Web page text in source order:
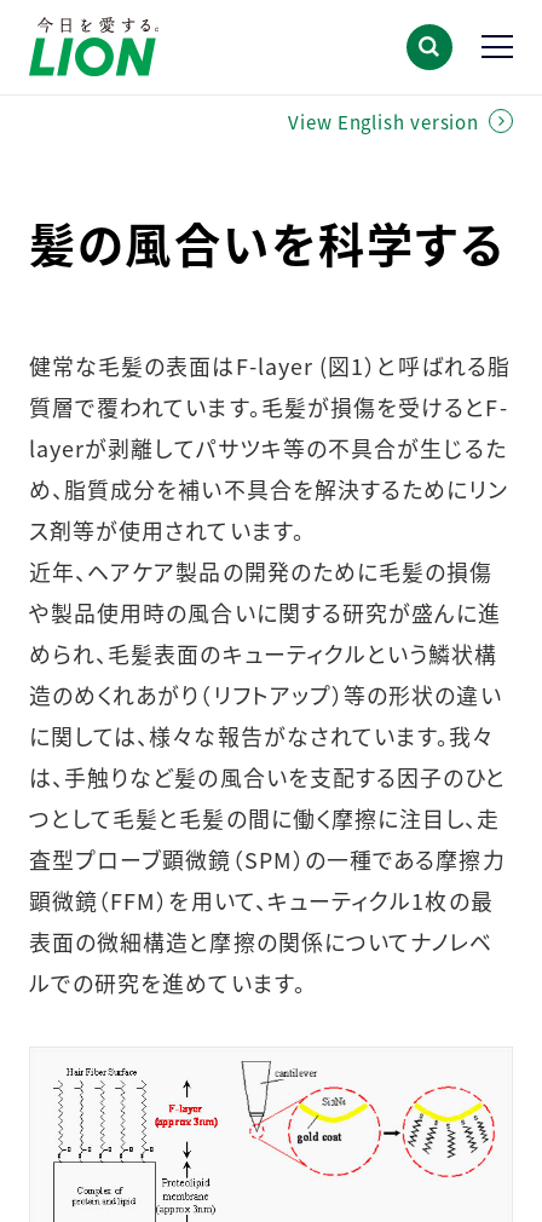
View English version
髪の風合いを科学する
健常な毛髪の表面はF-layer (図1）と呼ばれる脂
質層で覆われています。毛髪が損傷を受けるとF-
layerが剥離してパサツキ等の不具合が生じるた
め、脂質成分を補い不具合を解決するためにリン
ス剤等が使用されています。
近年、ヘアケア製品の開発のために毛髪の損傷
や製品使用時の風合いに関する研究が盛んに進
められ、毛髪表面のキューティクルという鱗状構
造のめくれあがり（リフトアップ）等の形状の違い
に関しては、様々な報告がなされています。我々
は、手触りなど髪の風合いを支配する因子のひと
つとして毛髪と毛髪の間に働く摩擦に注目し、走
査型プローブ顕微鏡（SPM）の一種である摩擦力
顕微鏡（FFM）を用いて、キューティクル1枚の最
表面の微細構造と摩擦の関係についてナノレベ
ルでの研究を進めています。